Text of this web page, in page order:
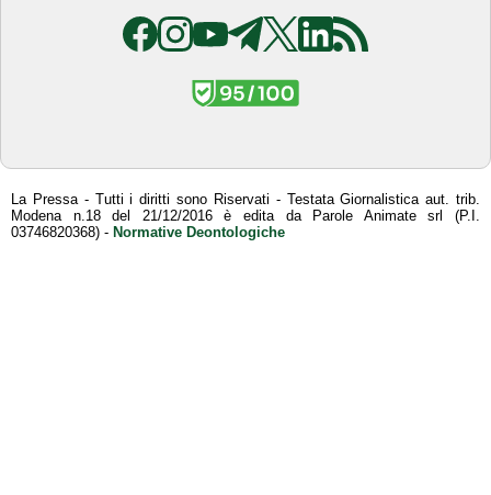
La Pressa - Tutti i diritti sono Riservati - Testata Giornalistica aut. trib.
Modena n.18 del 21/12/2016 è edita da Parole Animate srl (P.I.
03746820368) - Normative Deontologiche